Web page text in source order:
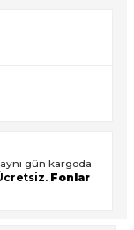
gün kargoda.
Fonlar